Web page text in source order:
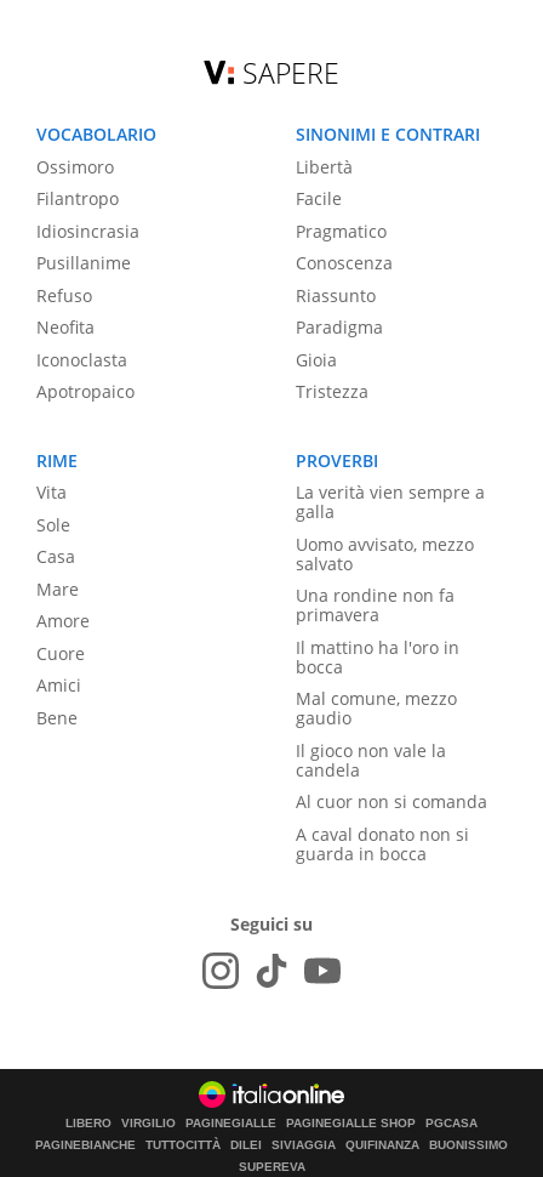
SAPERE
VOCABOLARIO
Ossimoro
Filantropo
Idiosincrasia
Pusillanime
Refuso
Neofita
Iconoclasta
Apotropaico
SINONIMI E CONTRARI
Libertà
Facile
Pragmatico
Conoscenza
Riassunto
Paradigma
Gioia
Tristezza
RIME
Vita
Sole
Casa
Mare
Amore
Cuore
Amici
Bene
PROVERBI
La verità vien sempre a
galla
Uomo avvisato, mezzo
salvato
Una rondine non fa
primavera
Il mattino ha l'oro in
bocca
Mal comune, mezzo
gaudio
Il gioco non vale la
candela
Al cuor non si comanda
A caval donato non si
guarda in bocca
Seguici su
LIBERO VIRGILIO PAGINEGIALLE PAGINEGIALLE SHOP
PGCASA
PAGINEBIANCHE
TUTTOCITTÀ DILEI SIVIAGGIA QUIFINANZA
BUONISSIMO
SUPEREVA